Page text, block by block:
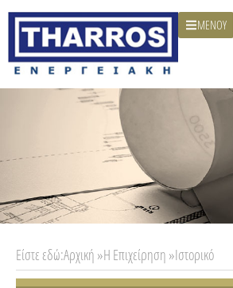
ΜΕΝΟΥ
Είστε εδώ:Αρχική »Η Επιχείρηση »Ιστορικό